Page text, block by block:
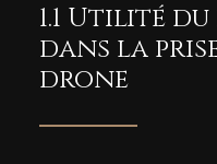
1.1 Utilité
dans la
drone